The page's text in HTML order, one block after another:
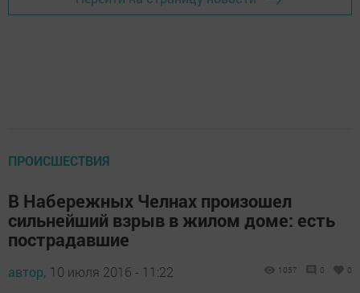
ПРОИСШЕСТВИЯ
В Набережных Челнах произошел
сильнейший взрыв в жилом доме: есть
пострадавшие
автор, 10 июля 2016 - 11:22 1057 0 0